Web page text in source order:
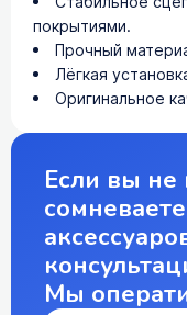
покрытиями.
Прочный
Лёгкая
Оригинальное
Если вы
Мы